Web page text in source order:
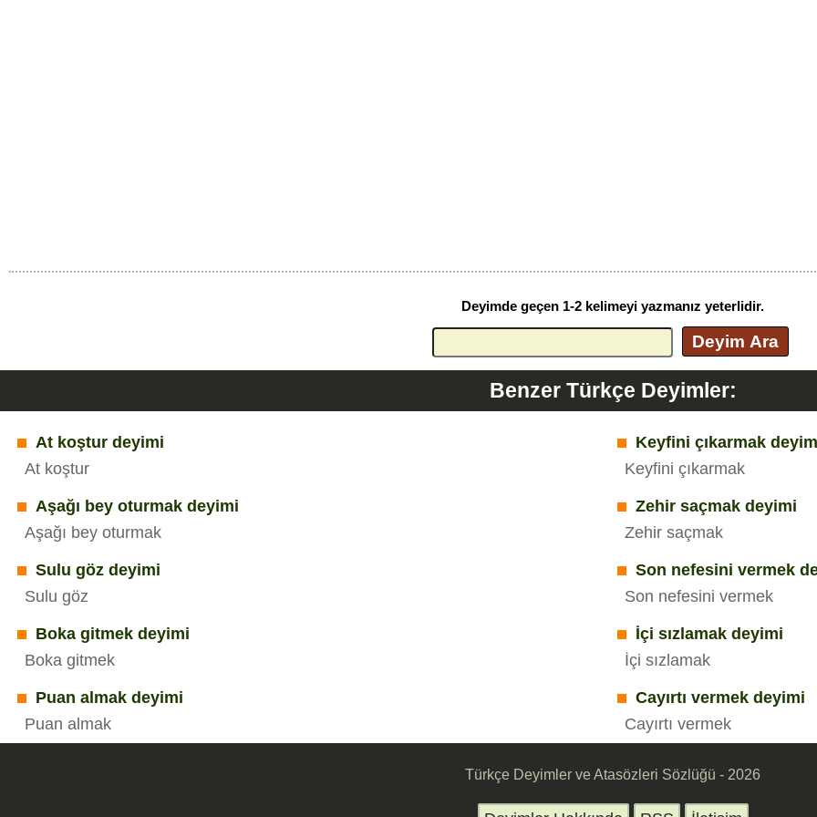
Deyimde geçen 1-2 kelimeyi yazmanız yeterlidir.
Deyim Ara
Benzer Türkçe Deyimler:
At koştur deyimi
At koştur
Keyfini çıkarmak
Keyfini çıkarmak
Aşağı bey oturmak deyimi
Aşağı bey oturmak
Zehir saçmak deyimi
Zehir saçmak
Sulu göz deyimi
Sulu göz
Son nefesini vermek
Son nefesini vermek
Boka gitmek deyimi
Boka gitmek
İçi sızlamak deyimi
İçi sızlamak
Puan almak deyimi
Puan almak
Cayırtı vermek deyimi
Cayırtı vermek
Türkçe Deyimler ve Atasözleri Sözlüğü - 2026